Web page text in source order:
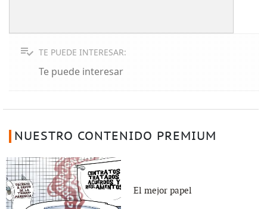
TE PUEDE INTERESAR:
Te puede interesar
NUESTRO CONTENIDO PREMIUM
El mejor papel